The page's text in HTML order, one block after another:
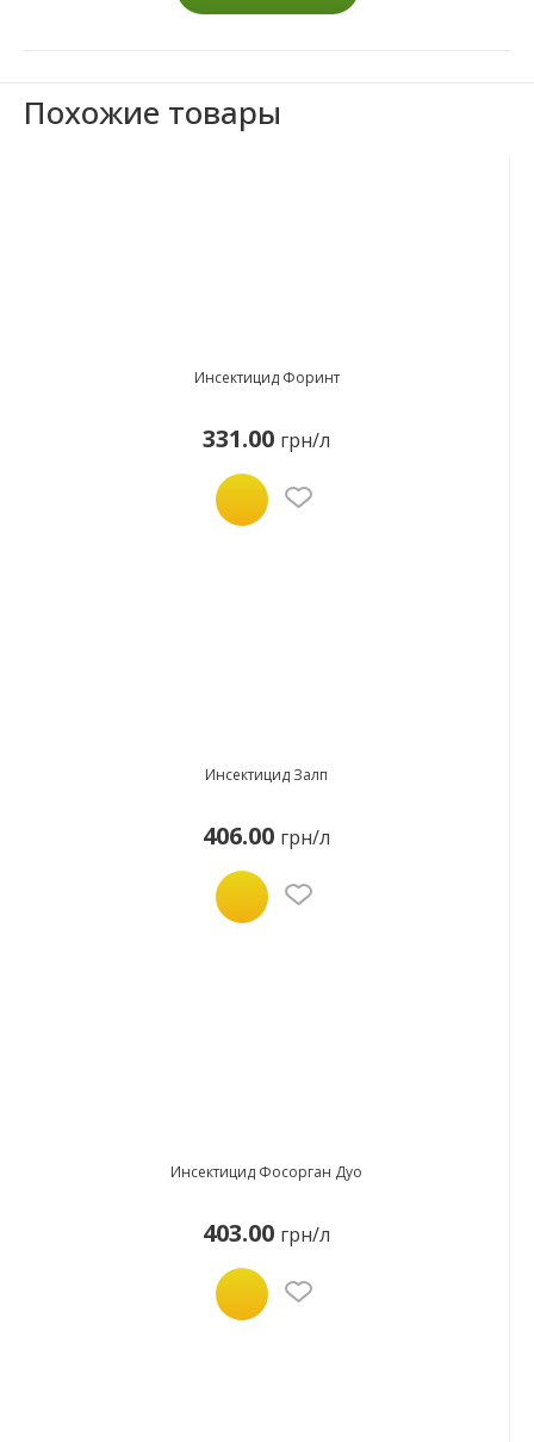
Похожие товары
Инсектицид Форинт
331.00 грн/л
Инсектицид Залп
406.00 грн/л
Инсектицид Фосорган Дуо
403.00 грн/л